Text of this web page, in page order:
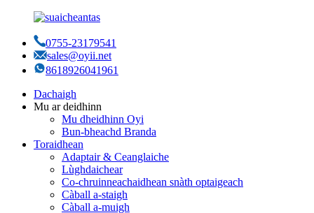
0755-23179541
sales@oyii.net
8618926041961
Dachaigh
Mu ar deidhinn
Mu dheidhinn Oyi
Bun-bheachd Branda
Toraidhean
Adaptair & Ceanglaiche
Lùghdaichear
Co-chruinneachaidhean snàth optaigeach
Càball a-staigh
Càball a-muigh